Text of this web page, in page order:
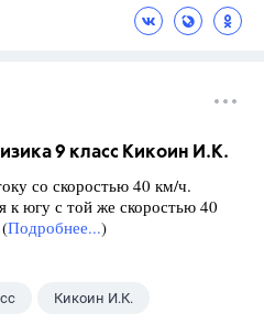
9 класс Кикоин И.К.
со скоростью 40 км/ч.
к югу с той же скоростью 40
Подробнее...)
Кикоин И.К.